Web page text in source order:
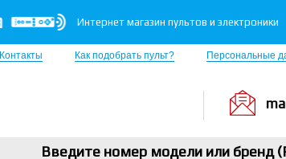
Интернет магазин пультов и электроники
Контакты Как подобрать пульт? Персональные
Введите номер модели или бренд